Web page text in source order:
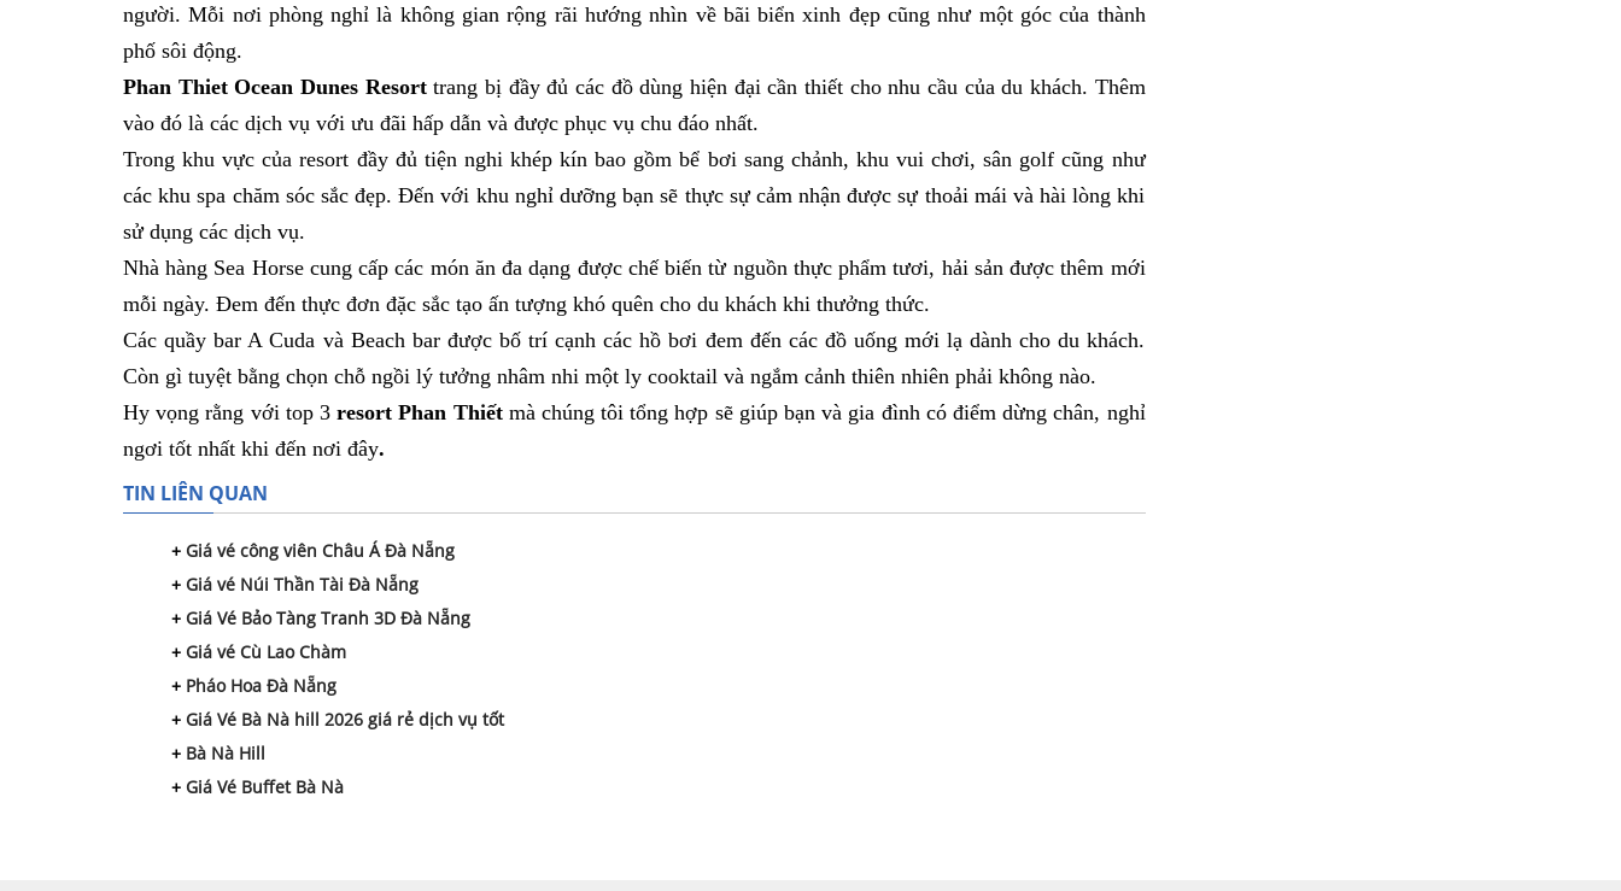
người. Mỗi nơi phòng nghỉ là không gian rộng rãi hướng nhìn về bãi biển xinh đẹp cũng như một góc của thành
phố sôi động.
Phan Thiet Ocean Dunes Resorttrang bị đầy đủ các đồ dùng hiện đại cần thiết cho nhu cầu của du khách. Thêm
vào đó là các dịch vụ với ưu đãi hấp dẫn và được phục vụ chu đáo nhất.
Trong khu vực của resort đầy đủ tiện nghi khép kín bao gồm bể bơi sang chảnh, khu vui chơi, sân golf cũng như
các khu spa chăm sóc sắc đẹp. Đến với khu nghỉ dưỡng bạn sẽ thực sự cảm nhận được sự thoải mái và hài lòng khi
sử dụng các dịch vụ.
Nhà hàng Sea Horse cung cấp các món ăn đa dạng được chế biến từ nguồn thực phẩm tươi, hải sản được thêm mới
mỗi ngày. Đem đến thực đơn đặc sắc tạo ấn tượng khó quên cho du khách khi thưởng thức.
Các quầy bar A Cuda và Beach bar được bố trí cạnh các hồ bơi đem đến các đồ uống mới lạ dành cho du khách.
Còn gì tuyệt bằng chọn chỗ ngồi lý tưởng nhâm nhi một ly cooktail và ngắm cảnh thiên nhiên phải không nào.
Hy vọng rằng với top 3resort Phan Thiết mà chúng tôi tổng hợp sẽ giúp bạn và gia đình có điểm dừng chân, nghỉ
ngơi tốt nhất khi đến nơi đây.
TIN LIÊN QUAN
Giá vé công viên Châu Á Đà Nẵng
Giá vé Núi Thần Tài Đà Nẵng
Giá Vé Bảo Tàng Tranh 3D Đà Nẵng
Giá vé Cù Lao Chàm
Pháo Hoa Đà Nẵng
Giá Vé Bà Nà hill 2026 giá rẻ dịch vụ tốt
Bà Nà Hill
Giá Vé Buffet Bà Nà